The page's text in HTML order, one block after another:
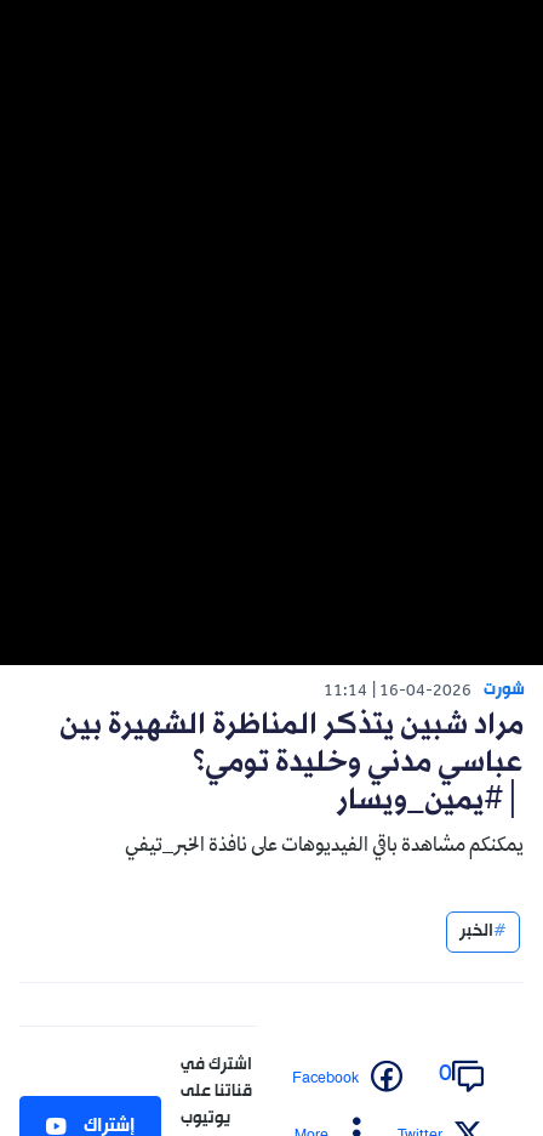
شورت 16-04-2026
11:14
مراد شبين يتذكر المناظرة الشهيرة بين
عباسي مدني وخليدة تومي؟
│#يمين_ويسار
يمكنكم مشاهدة باقي الفيديوهات على نافذة الخبر_تيفي
الخبر
0
Facebook
اشترك في
قناتنا على
يوتيوب
إشتراك